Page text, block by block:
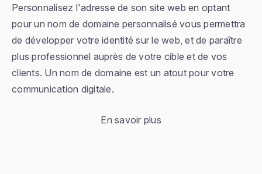
Personnalisez l'adresse de son site web en optant
pour un nom de domaine personnalisé vous permettra
de développer votre identité sur le web, et de paraître
plus professionnel auprès de votre cible et de vos
clients. Un nom de domaine est un atout pour votre
communication digitale.
En savoir plus